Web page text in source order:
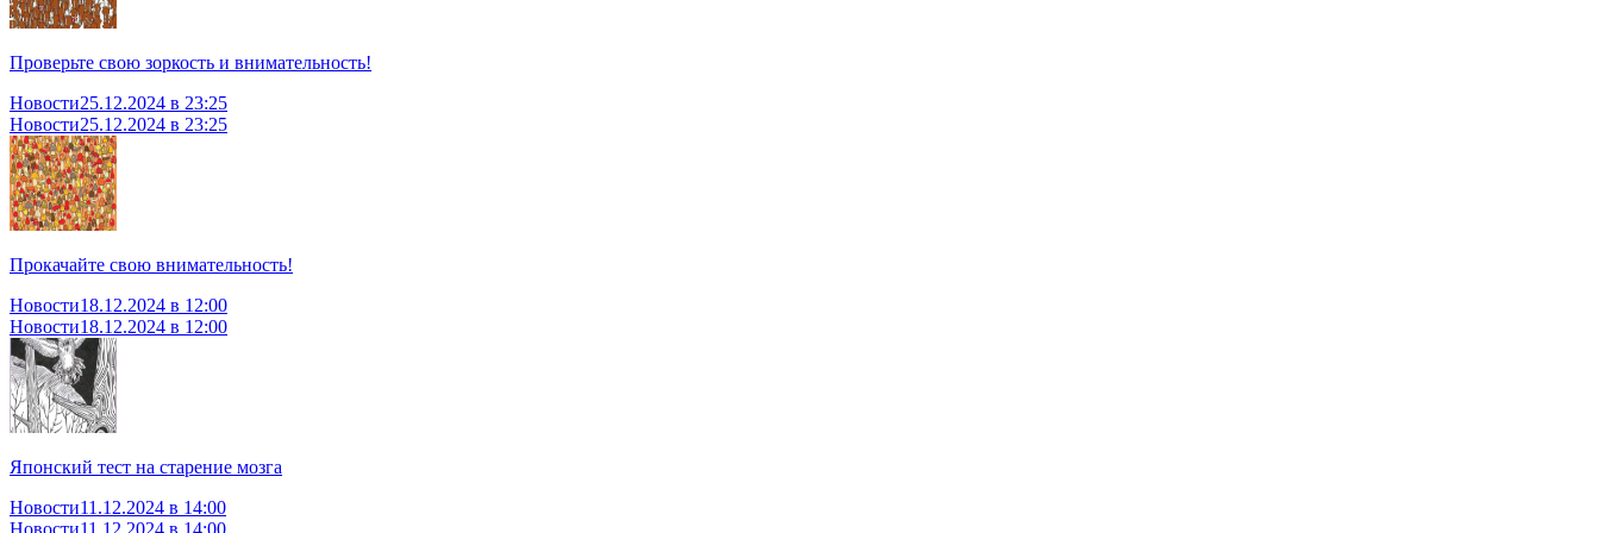
Проверьте свою зоркость и внимательность!
Новости25.12.2024 в 23:25
Новости25.12.2024 в 23:25
Прокачайте свою внимательность!
Новости18.12.2024 в 12:00
Новости18.12.2024 в 12:00
Японский тест на старение мозга
Новости11.12.2024 в 14:00
Новости11.12.2024 в 14:00